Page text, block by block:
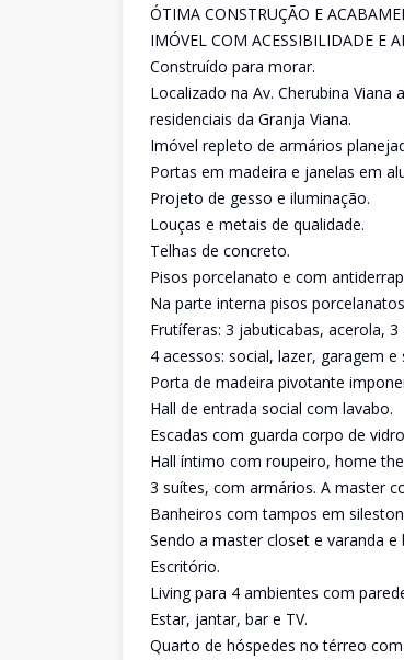
ÓTIMA CONSTRUÇÃO E
IMÓVEL COM ACESSIBILIDADE E
Construído para morar.
Localizado na Av. Cherubina
residenciais da Granja Viana.
Imóvel repleto de armários
Portas em madeira e janelas em
Projeto de gesso e iluminação.
Louças e metais de qualidade.
Telhas de concreto.
Pisos porcelanato e com
Na parte interna pisos
Frutíferas: 3 jabuticabas, acerola, 3
4 acessos: social, lazer, garagem e
Porta de madeira pivotante
Hall de entrada social com lavabo.
Escadas com guarda corpo de
Hall íntimo com roupeiro, home
3 suítes, com armários. A master
Banheiros com tampos em
Sendo a master closet e varanda
Escritório.
Living para 4 ambientes com
Estar, jantar, bar e TV.
Quarto de hóspedes no térreo